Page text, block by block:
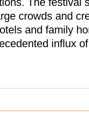
crowds and
and family
influx